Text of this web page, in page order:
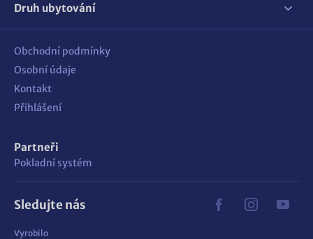
Druh ubytování
Obchodní podmínky
Osobní údaje
Kontakt
Přihlášení
Partneři
Pokladní systém
Sledujte nás
Vyrobilo